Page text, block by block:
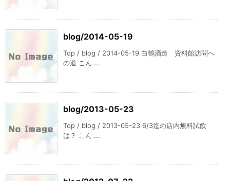
blog/2014-05-19
Top / blog / 2014-05-19 白鶴酒造 資料館訪問へ
の道 こん ...
blog/2013-05-23
Top / blog / 2013-05-23 6/3迄の店内無料試飲
は？ こん ...